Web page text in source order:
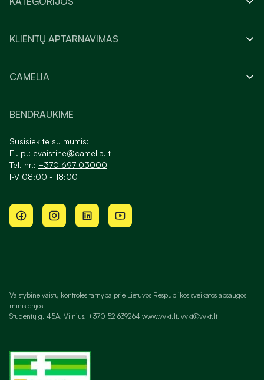
KLIENTŲ APTARNAVIMAS
CAMELIA
BENDRAUKIME
Susisiekite su mumis:
El. p.: evaistine@camelia.lt
Tel. nr.: +370 697 03000
I-V 08:00 - 18:00
Valstybinė vaistų kontrolės tarnyba prie Lietuvos Respublikos sveikatos apsaugos
ministerijos
Studentų g. 45A, Vilnius, +370 52 639264 www.vvkt.lt, vvkt@vvkt.lt